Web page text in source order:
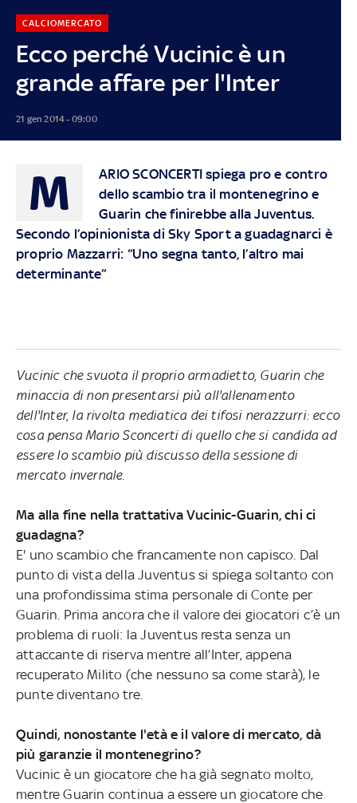
Ecco perché Vucinic è un
grande affare per l'Inter
CALCIOMERCATO
21 gen 2014 - 09:00
M ARIO SCONCERTIspiega pro e contro
dello scambio tra il montenegrino e
Guarin che finirebbe alla Juventus.
Secondo l’opinionista di Sky Sport a guadagnarci è
proprio Mazzarri: “Uno segna tanto, l’altro mai
determinante”
Vucinic che svuota il proprio armadietto, Guarin che
minaccia di non presentarsi più all'allenamento
dell'Inter, la rivolta mediatica dei tifosi nerazzurri: ecco
cosa pensa Mario Sconcerti di quello che si candida ad
essere lo scambio più discusso della sessione di
mercato invernale.
Ma alla fine nella trattativa Vucinic-Guarin, chi ci
guadagna?
E' uno scambio che francamente non capisco. Dal
punto di vista della Juventus si spiega soltanto con
una profondissima stima personale di Conte per
Guarin. Prima ancora che il valore dei giocatori c’è un
problema di ruoli: la Juventus resta senza un
attaccante di riserva mentre all’Inter, appena
recuperato Milito (che nessuno sa come starà), le
punte diventano tre.
Quindi, nonostante l'età e il valore di mercato, dà
più garanzie il montenegrino?
Vucinic è un giocatore che ha già segnato molto,
mentre Guarin continua a essere un giocatore che